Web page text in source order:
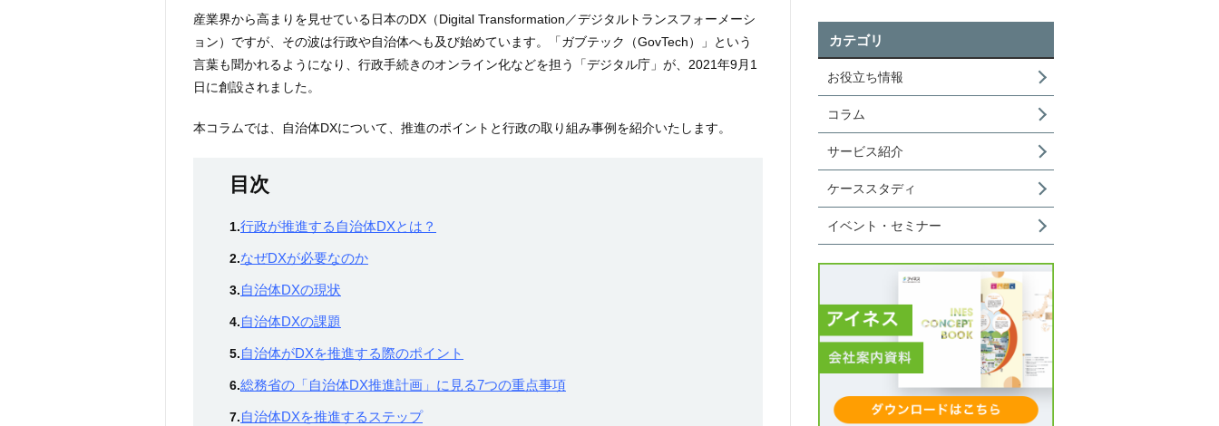
産業界から高まりを見せている日本のDX（Digital Transformation／デジタルトランスフォーメーシ
ョン）ですが、その波は行政や自治体へも及び始めています。「ガブテック（GovTech）」という
言葉も聞かれるようになり、行政手続きのオンライン化などを担う「デジタル庁」が、2021年9月1
日に創設されました。
本コラムでは、自治体DXについて、推進のポイントと行政の取り組み事例を紹介いたします。
目次
1.行政が推進する自治体DXとは？
2.なぜDXが必要なのか
3.自治体DXの現状
4.自治体DXの課題
5.自治体がDXを推進する際のポイント
6.総務省の「自治体DX推進計画」に見る7つの重点事項
7.自治体DXを推進するステップ
カテゴリ
お役立ち情報
コラム
サービス紹介
ケーススタディ
イベント・セミナー